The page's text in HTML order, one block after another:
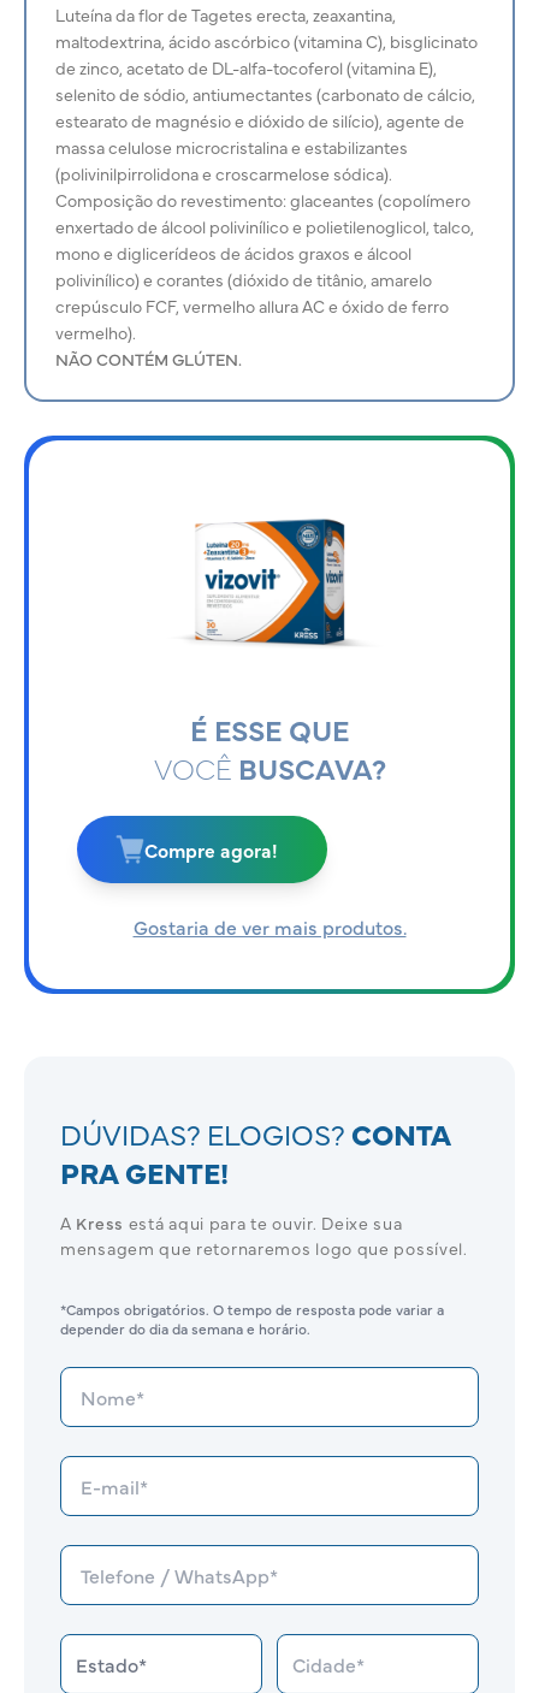
Luteína da flor de Tagetes erecta, zeaxantina,
maltodextrina, ácido ascórbico (vitamina C), bisglicinato
de zinco, acetato de DL-alfa-tocoferol (vitamina E),
selenito de sódio, antiumectantes (carbonato de cálcio,
estearato de magnésio e dióxido de silício), agente de
massa celulose microcristalina e estabilizantes
(polivinilpirrolidona e croscarmelose sódica).
Composição do revestimento: glaceantes (copolímero
enxertado de álcool polivinílico e polietilenoglicol, talco,
mono e diglicerídeos de ácidos graxos e álcool
polivinílico) e corantes (dióxido de titânio, amarelo
crepúsculo FCF, vermelho allura AC e óxido de ferro
vermelho).
NÃO CONTÉM GLÚTEN.
É ESSE QUE
VOCÊ BUSCAVA?
Compre agora!
Gostaria de ver mais produtos.
DÚVIDAS? ELOGIOS? CONTA
PRA GENTE!
A Kress está aqui para te ouvir. Deixe sua
mensagem que retornaremos logo que possível.
*Campos obrigatórios. O tempo de resposta pode variar a
depender do dia da semana e horário.